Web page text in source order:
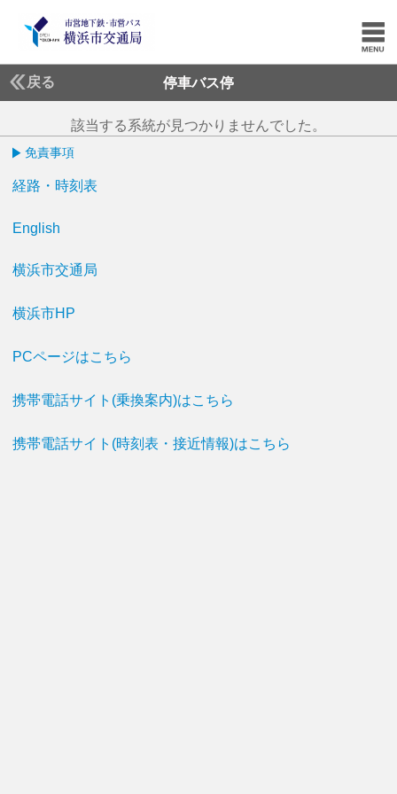
戻る 停車バス停
該当する系統が見つかりませんでした。
免責事項
経路・時刻表
English
横浜市交通局
横浜市HP
PCページはこちら
携帯電話サイト(乗換案内)はこちら
携帯電話サイト(時刻表・接近情報)はこちら